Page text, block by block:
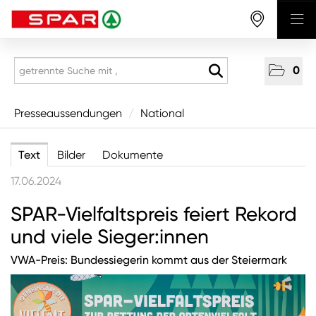
0
Presseaussendungen
Wirtschaft
Produkte
Mitarbeitende & Karriere
CSR/Soziales
Aus den Regionen
Unternehmen
Presseaussendungen / National
Text Bilder
Dokumente
17.06.2024
SPAR-Vielfaltspreis feiert Rekord
und viele Sieger:innen
VWA-Preis: Bundessiegerin kommt aus der Steiermark